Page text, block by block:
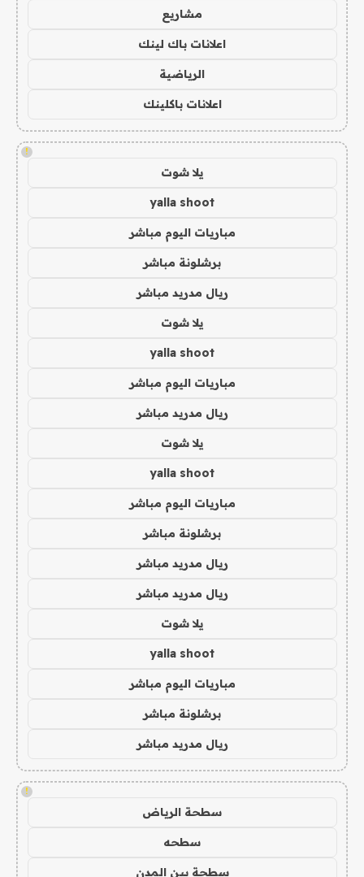
مشاريع
اعلانات باك لينك
الرياضية
اعلانات باكلينك
!
يلا شوت
yalla shoot
مباريات اليوم مباشر
برشلونة مباشر
ريال مدريد مباشر
يلا شوت
yalla shoot
مباريات اليوم مباشر
ريال مدريد مباشر
يلا شوت
yalla shoot
مباريات اليوم مباشر
برشلونة مباشر
ريال مدريد مباشر
ريال مدريد مباشر
يلا شوت
yalla shoot
مباريات اليوم مباشر
برشلونة مباشر
ريال مدريد مباشر
!
سطحة الرياض
سطحه
سطحة بين المدن